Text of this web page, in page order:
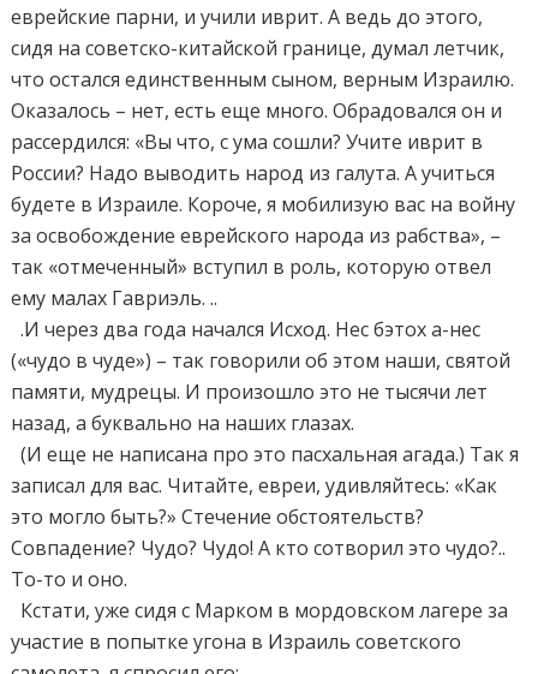
еврейские парни, и учили иврит. А ведь до этого,
сидя на советско-китайской границе, думал летчик,
что остался единственным сыном, верным Израилю.
Оказалось – нет, есть еще много. Обрадовался он и
рассердился: «Вы что, с ума сошли? Учите иврит в
России? Надо выводить народ из галута. А учиться
будете в Израиле. Короче, я мобилизую вас на войну
за освобождение еврейского народа из рабства», –
так «отмеченный» вступил в роль, которую отвел
ему малах Гавриэль. ..
.И через два года начался Исход. Нес бэтох а-нес
(«чудо в чуде») – так говорили об этом наши, святой
памяти, мудрецы. И произошло это не тысячи лет
назад, а буквально на наших глазах.
(И еще не написана про это пасхальная агада.) Так я
записал для вас. Читайте, евреи, удивляйтесь: «Как
это могло быть?» Стечение обстоятельств?
Совпадение? Чудо? Чудо! А кто сотворил это чудо?..
То-то и оно.
Кстати, уже сидя с Марком в мордовском лагере за
участие в попытке угона в Израиль советского